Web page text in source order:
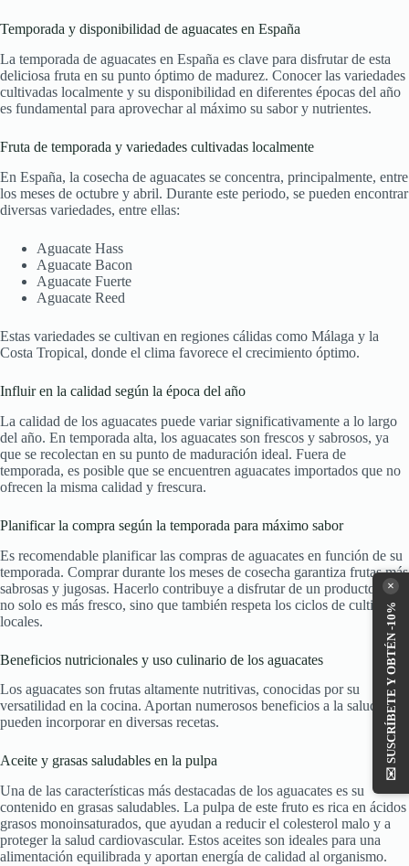
Temporada y disponibilidad de aguacates en España
La temporada de aguacates en España es clave para disfrutar de esta
deliciosa fruta en su punto óptimo de madurez. Conocer las variedades
cultivadas localmente y su disponibilidad en diferentes épocas del año
es fundamental para aprovechar al máximo su sabor y nutrientes.
Fruta de temporada y variedades cultivadas localmente
En España, la cosecha de aguacates se concentra, principalmente, entre
los meses de octubre y abril. Durante este periodo, se pueden encontrar
diversas variedades, entre ellas:
Aguacate Hass
Aguacate Bacon
Aguacate Fuerte
Aguacate Reed
Estas variedades se cultivan en regiones cálidas como Málaga y la
Costa Tropical, donde el clima favorece el crecimiento óptimo.
Influir en la calidad según la época del año
La calidad de los aguacates puede variar significativamente a lo largo
del año. En temporada alta, los aguacates son frescos y sabrosos, ya
que se recolectan en su punto de maduración ideal. Fuera de
temporada, es posible que se encuentren aguacates importados que no
ofrecen la misma calidad y frescura.
Planificar la compra según la temporada para máximo sabor
Es recomendable planificar las compras de aguacates en función de su
temporada. Comprar durante los meses de cosecha garantiza frutas más
sabrosas y jugosas. Hacerlo contribuye a disfrutar de un producto que
no solo es más fresco, sino que también respeta los ciclos de cultivo
locales.
Beneficios nutricionales y uso culinario de los aguacates
Los aguacates son frutas altamente nutritivas, conocidas por su
versatilidad en la cocina. Aportan numerosos beneficios a la salud y se
pueden incorporar en diversas recetas.
Aceite y grasas saludables en la pulpa
Una de las características más destacadas de los aguacates es su
contenido en grasas saludables. La pulpa de este fruto es rica en ácidos
grasos monoinsaturados, que ayudan a reducir el colesterol malo y a
proteger la salud cardiovascular. Estos aceites son ideales para una
alimentación equilibrada y aportan energía de calidad al organismo.
×
✉️
SUSCRÍBETE Y OBTÉN -10%